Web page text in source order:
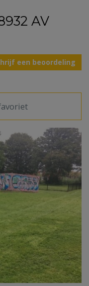
AV
een beoordeling